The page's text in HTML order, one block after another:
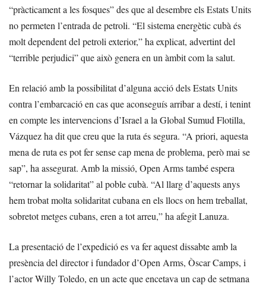
“pràcticament a les fosques” des que al desembre els Estats Units
no permeten l’entrada de petroli. “El sistema energètic cubà és
molt dependent del petroli exterior,” ha explicat, advertint del
“terrible perjudici” que això genera en un àmbit com la salut.
En relació amb la possibilitat d’alguna acció dels Estats Units
contra l’embarcació en cas que aconseguís arribar a destí, i tenint
en compte les intervencions d’Israel a la Global Sumud Flotilla,
Vázquez ha dit que creu que la ruta és segura. “A priori, aquesta
mena de ruta es pot fer sense cap mena de problema, però mai se
sap”, ha assegurat. Amb la missió, Open Arms també espera
“retornar la solidaritat” al poble cubà. “Al llarg d’aquests anys
hem trobat molta solidaritat cubana en els llocs on hem treballat,
sobretot metges cubans, eren a tot arreu,” ha afegit Lanuza.
La presentació de l’expedició es va fer aquest dissabte amb la
presència del director i fundador d’Open Arms, Òscar Camps, i
l’actor Willy Toledo, en un acte que encetava un cap de setmana